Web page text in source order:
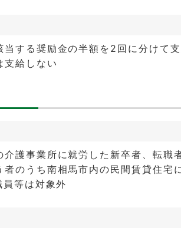
する奨励金の半額を2回に分けて
支給しない
護事業所に就労した新卒者、転職
のうち南相馬市内の民間賃貸住宅
等は対象外